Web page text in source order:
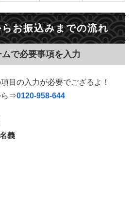
お振込みまでの流れ
で必要事項を入力
目の入力が必要でござるよ！
ら⇒0120-958-644
義